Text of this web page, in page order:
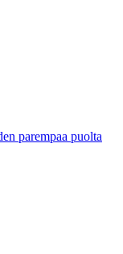
parempaa puolta